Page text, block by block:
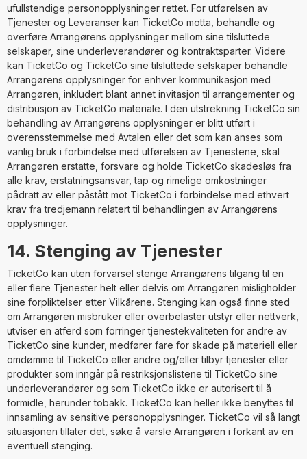
ufullstendige personopplysninger rettet. For utførelsen av
Tjenester og Leveranser kan TicketCo motta, behandle og
overføre Arrangørens opplysninger mellom sine tilsluttede
selskaper, sine underleverandører og kontraktsparter. Videre
kan TicketCo og TicketCo sine tilsluttede selskaper behandle
Arrangørens opplysninger for enhver kommunikasjon med
Arrangøren, inkludert blant annet invitasjon til arrangementer og
distribusjon av TicketCo materiale. I den utstrekning TicketCo sin
behandling av Arrangørens opplysninger er blitt utført i
overensstemmelse med Avtalen eller det som kan anses som
vanlig bruk i forbindelse med utførelsen av Tjenestene, skal
Arrangøren erstatte, forsvare og holde TicketCo skadesløs fra
alle krav, erstatningsansvar, tap og rimelige omkostninger
pådratt av eller påstått mot TicketCo i forbindelse med ethvert
krav fra tredjemann relatert til behandlingen av Arrangørens
opplysninger.
14. Stenging av Tjenester
TicketCo kan uten forvarsel stenge Arrangørens tilgang til en
eller flere Tjenester helt eller delvis om Arrangøren misligholder
sine forpliktelser etter Vilkårene. Stenging kan også finne sted
om Arrangøren misbruker eller overbelaster utstyr eller nettverk,
utviser en atferd som forringer tjenestekvaliteten for andre av
TicketCo sine kunder, medfører fare for skade på materiell eller
omdømme til TicketCo eller andre og/eller tilbyr tjenester eller
produkter som inngår på restriksjonslistene til TicketCo sine
underleverandører og som TicketCo ikke er autorisert til å
formidle, herunder tobakk. TicketCo kan heller ikke benyttes til
innsamling av sensitive personopplysninger. TicketCo vil så langt
situasjonen tillater det, søke å varsle Arrangøren i forkant av en
eventuell stenging.